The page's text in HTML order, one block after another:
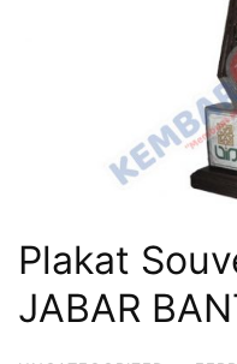
Plakat
JABAR